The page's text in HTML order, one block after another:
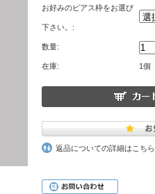
お好みのピアス枠をお選び
下さい。:
数量:
在庫: 1個
返品についての詳細はこちら